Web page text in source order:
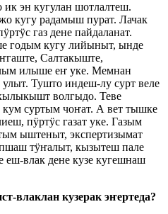
эн кугулан шотлалтеш.
кугу радамыш пурат. Лачак
газ дене пайдаланат.
годым кугу лийыныт, ынде
Салтакыште,
илыше еҥ уке. Мемнан
Тушто индеш-лу сурт веле
волгыдо. Теве
суртым чоҥат. А вет тышке
пӱртӱс газат уке. Газым
ыштеныт, экспертизымат
тӱҥалыт, кызытеш пале
еш-влак дене кузе кугешнаш
влаклан кузерак эҥертеда?